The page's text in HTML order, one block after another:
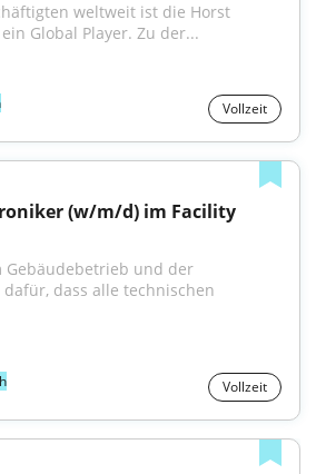
weltweit ist die Horst
Global Player. Zu der...
Vollzeit
(w/m/d) im Facility
dafür, dass alle technischen
Vollzeit